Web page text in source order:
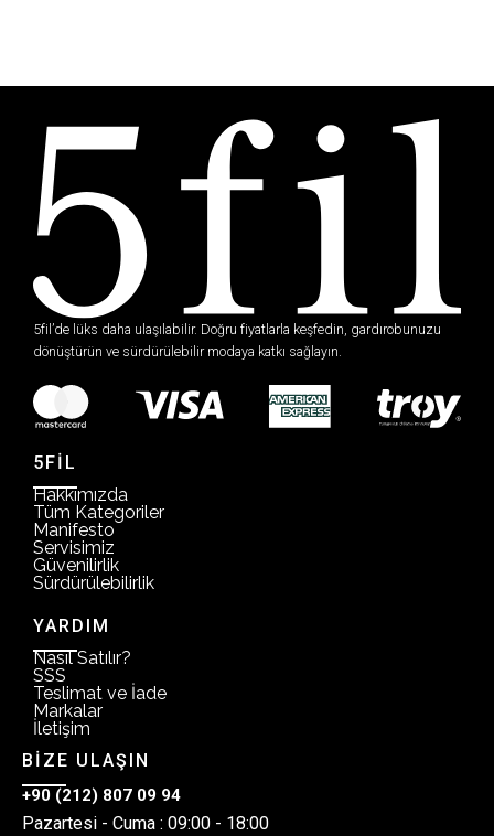
5fil’de lüks daha ulaşılabilir. Doğru fiyatlarla keşfedin, gardırobunuzu
dönüştürün ve sürdürülebilir modaya katkı sağlayın.
5FİL
Hakkımızda
Tüm Kategoriler
Manifesto
Servisimiz
Güvenilirlik
Sürdürülebilirlik
YARDIM
Nasıl Satılır?
SSS
Teslimat ve İade
Markalar
İletişim
BİZE ULAŞIN
+90 (212) 807 09 94
Pazartesi - Cuma : 09:00 - 18:00